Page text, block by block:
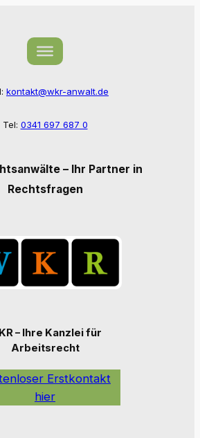
kontakt@wkr-anwalt.de
Tel: 0341 697 687 0
– Ihr Partner in
Rechtsfragen
– Ihre Kanzlei für
Arbeitsrecht
Erstkontakt
hier